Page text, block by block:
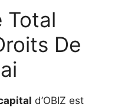
Total
De
d’OBIZ est